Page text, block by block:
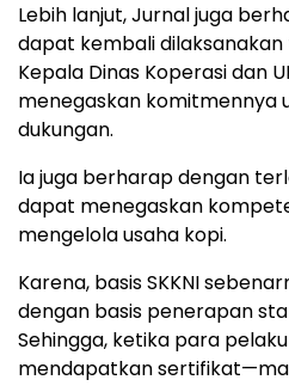
Lebih lanjut, Jurnal juga
dapat kembali
Kepala Dinas Koperasi dan
menegaskan komitmennya
dukungan.
Ia juga berharap dengan
dapat menegaskan
mengelola usaha kopi.
Karena, basis SKKNI
dengan basis penerapan
Sehingga, ketika para
mendapatkan